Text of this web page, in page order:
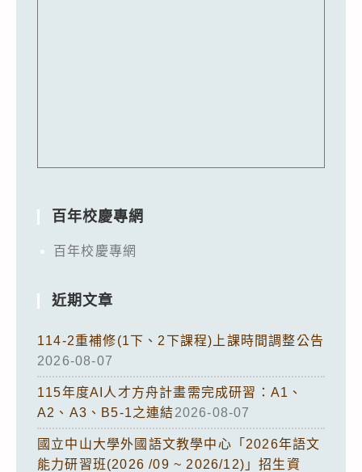
百年校慶專網
百年校慶專網
近期文章
114-2重補修(1下、2下課程)上課時間調整公告
2026-08-07
115年度AI人才方舟計畫需完成研習：A1、
A2、A3、B5-1之連結2026-08-07
國立中山大學外國語文教學中心「2026年語文
能力研習班(2026 /09 ~ 2026/12)」招生資